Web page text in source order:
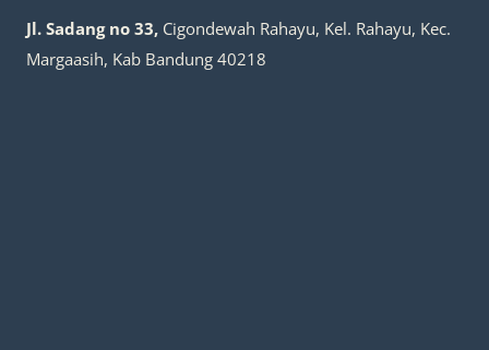
Jl. Sadang no 33, Cigondewah Rahayu, Kel. Rahayu, Kec.
Margaasih, Kab Bandung 40218